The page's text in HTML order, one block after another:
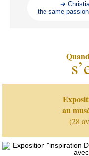
➔
the same
au
(28